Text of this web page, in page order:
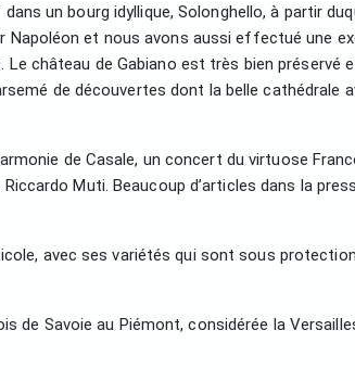
un bourg idyllique, Solonghello, à partir
et nous avons aussi effectué une
château de Gabiano est très bien préservé
de découvertes dont la belle cathédrale
de Casale, un concert du virtuose
Muti. Beaucoup d’articles dans la
avec ses variétés qui sont sous protection
de Savoie au Piémont, considérée la